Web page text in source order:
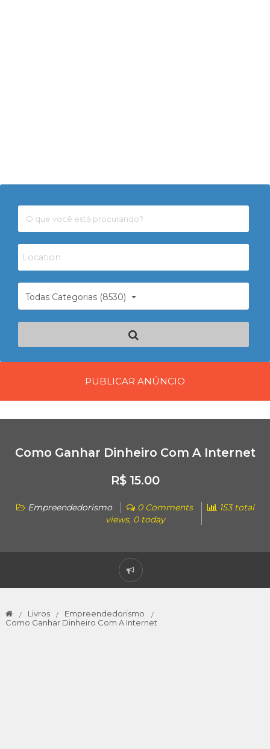
Todas Categorias (8530)
PUBLICAR ANÚNCIO
Como Ganhar Dinheiro Com A Internet
R$ 15.00
Empreendedorismo 0 Comments
153 total
views, 0 today
Livros
Empreendedorismo
Como Ganhar Dinheiro Com A Internet